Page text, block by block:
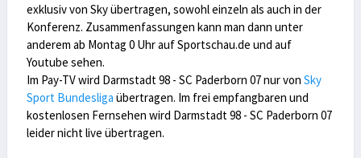
exklusiv von Sky übertragen, sowohl einzeln als auch in der
Konferenz. Zusammenfassungen kann man dann unter
anderem ab Montag 0 Uhr auf Sportschau.de und auf
Youtube sehen.
Im Pay-TV wird Darmstadt 98 - SC Paderborn 07 nur von Sky
Sport Bundesliga übertragen. Im frei empfangbaren und
kostenlosen Fernsehen wird Darmstadt 98 - SC Paderborn 07
leider nicht live übertragen.